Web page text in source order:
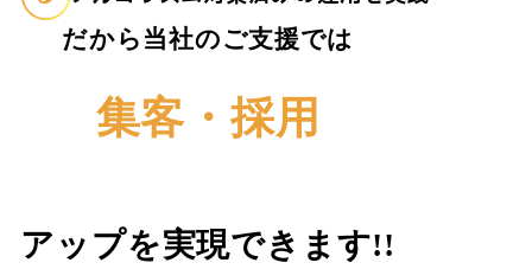
だから当社のご支援では
集客・採用
アップを実現できます!!